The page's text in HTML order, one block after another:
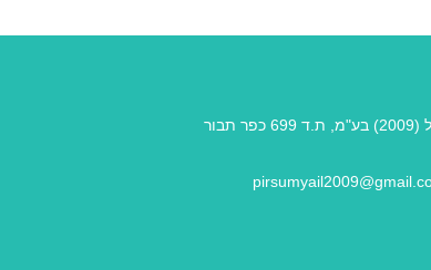
פרסום יעיל (2009) בע"מ, ת.ד 699 כפר תבור